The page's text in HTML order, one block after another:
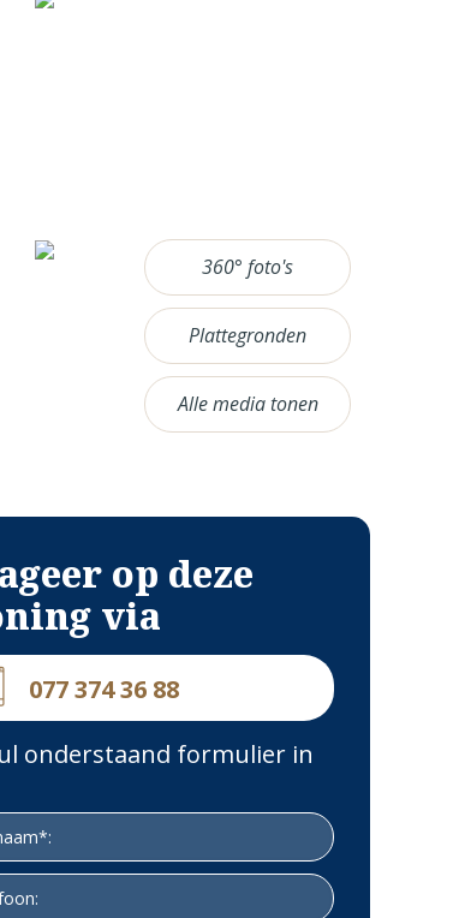
360° foto's
Plattegronden
Alle media tonen
op deze
via
077 374 36 88
onderstaand formulier in